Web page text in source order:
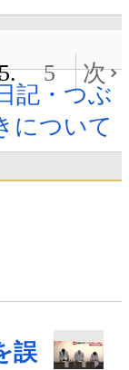
5
次
記・つぶ
について
誤